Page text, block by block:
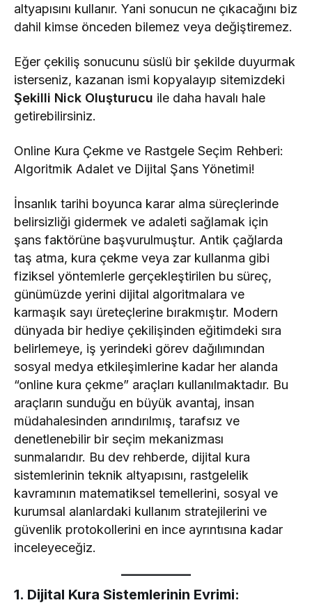
altyapısını kullanır. Yani sonucun ne çıkacağını biz
dahil kimse önceden bilemez veya değiştiremez.
Eğer çekiliş sonucunu süslü bir şekilde duyurmak
isterseniz, kazanan ismi kopyalayıp sitemizdeki
Şekilli Nick Oluşturucu ile daha havalı hale
getirebilirsiniz.
Online Kura Çekme ve Rastgele Seçim Rehberi:
Algoritmik Adalet ve Dijital Şans Yönetimi!
İnsanlık tarihi boyunca karar alma süreçlerinde
belirsizliği gidermek ve adaleti sağlamak için
şans faktörüne başvurulmuştur. Antik çağlarda
taş atma, kura çekme veya zar kullanma gibi
fiziksel yöntemlerle gerçekleştirilen bu süreç,
günümüzde yerini dijital algoritmalara ve
karmaşık sayı üreteçlerine bırakmıştır. Modern
dünyada bir hediye çekilişinden eğitimdeki sıra
belirlemeye, iş yerindeki görev dağılımından
sosyal medya etkileşimlerine kadar her alanda
“online kura çekme” araçları kullanılmaktadır. Bu
araçların sunduğu en büyük avantaj, insan
müdahalesinden arındırılmış, tarafsız ve
denetlenebilir bir seçim mekanizması
sunmalarıdır. Bu dev rehberde, dijital kura
sistemlerinin teknik altyapısını, rastgelelik
kavramının matematiksel temellerini, sosyal ve
kurumsal alanlardaki kullanım stratejilerini ve
güvenlik protokollerini en ince ayrıntısına kadar
inceleyeceğiz.
1. Dijital Kura Sistemlerinin Evrimi: